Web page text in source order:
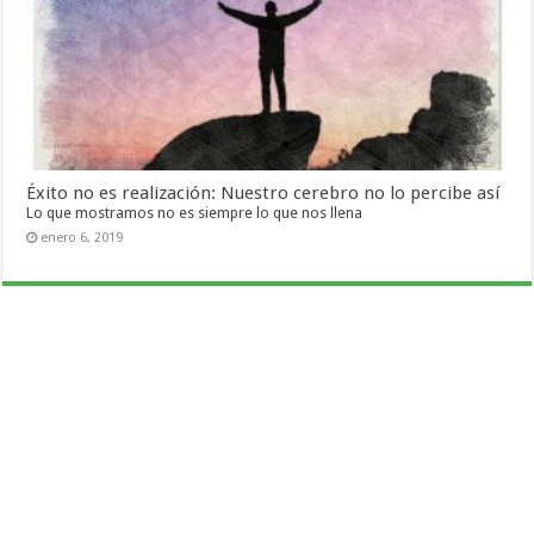
Éxito no es realización: Nuestro cerebro no lo percibe así
Lo que mostramos no es siempre lo que nos llena
enero 6, 2019